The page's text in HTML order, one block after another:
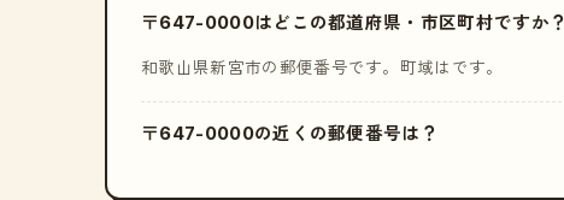
〒647-0000はどこの都道府県・市区町村ですか？
和歌山県新宮市の郵便番号です。町域はです。
〒647-0000の近くの郵便番号は？